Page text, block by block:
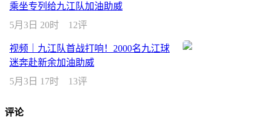
乘坐专列给九江队加油助威
5月3日 20时
12评
视频｜九江队首战打响！2000名九江球
迷奔赴新余加油助威
5月3日 17时
13评
评论